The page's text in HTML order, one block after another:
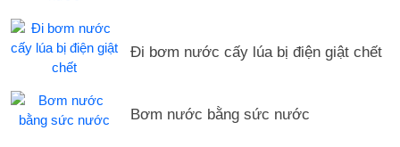
Đi bơm nước cấy lúa bị điện giật chết
Bơm nước bằng sức nước